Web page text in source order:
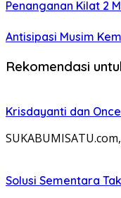
Penanganan Kilat 2
Antisipasi Musim
Rekomendasi
Krisdayanti dan
Solusi Sementara